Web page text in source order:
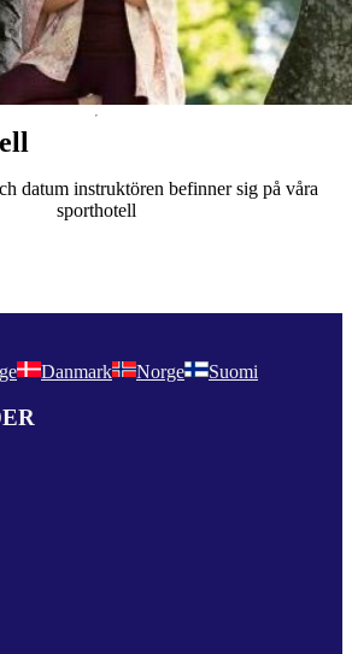
datum instruktören befinner sig på våra
sporthotell
Danmark Norge Suomi